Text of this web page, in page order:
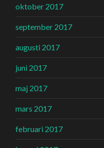
oktober 2017
september 2017
augusti 2017
juni 2017
maj 2017
mars 2017
februari 2017